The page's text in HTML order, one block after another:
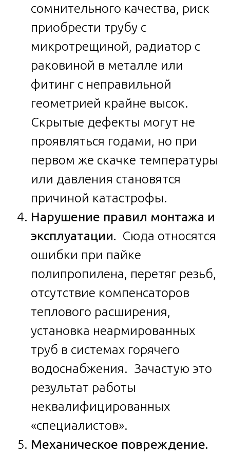
сомнительного качества, риск
приобрести трубу с
микротрещиной, радиатор с
раковиной в металле или
фитинг с неправильной
геометрией крайне высок.
Скрытые дефекты могут не
проявляться годами, но при
первом же скачке температуры
или давления становятся
причиной катастрофы.
Нарушение правил монтажа и
эксплуатации. Сюда относятся
ошибки при пайке
полипропилена, перетяг резьб,
отсутствие компенсаторов
теплового расширения,
установка неармированных
труб в системах горячего
водоснабжения. Зачастую это
результат работы
неквалифицированных
«специалистов».
Механическое повреждение.